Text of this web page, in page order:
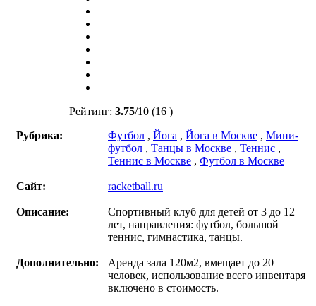
Рейтинг: 3.75/10 (16 )
Рубрика:
Футбол , Йога , Йога в Москве , Мини-
футбол , Танцы в Москве , Теннис ,
Теннис в Москве , Футбол в Москве
Сайт: racketball.ru
Описание:
Спортивный клуб для детей от 3 до 12
лет, направления: футбол, большой
теннис, гимнастика, танцы.
Дополнительно:
Аренда зала 120м2, вмещает до 20
человек, использование всего инвентаря
включено в стоимость.